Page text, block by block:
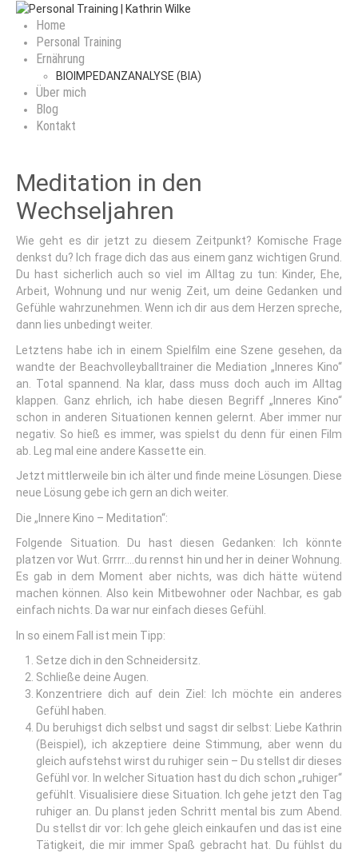
Home
Personal Training
Ernährung
BIOIMPEDANZANALYSE (BIA)
Über mich
Blog
Kontakt
Meditation in den
Wechseljahren
Wie geht es dir jetzt zu diesem Zeitpunkt? Komische Frage
denkst du? Ich frage dich das aus einem ganz wichtigen Grund.
Du hast sicherlich auch so viel im Alltag zu tun: Kinder, Ehe,
Arbeit, Wohnung und nur wenig Zeit, um deine Gedanken und
Gefühle wahrzunehmen. Wenn ich dir aus dem Herzen spreche,
dann lies unbedingt weiter.
Letztens habe ich in einem Spielfilm eine Szene gesehen, da
wandte der Beachvolleyballtrainer die Mediation „Inneres Kino“
an. Total spannend. Na klar, dass muss doch auch im Alltag
klappen. Ganz ehrlich, ich habe diesen Begriff „Inneres Kino“
schon in anderen Situationen kennen gelernt. Aber immer nur
negativ. So hieß es immer, was spielst du denn für einen Film
ab. Leg mal eine andere Kassette ein.
Jetzt mittlerweile bin ich älter und finde meine Lösungen. Diese
neue Lösung gebe ich gern an dich weiter.
Die „Innere Kino – Meditation“:
Folgende Situation. Du hast diesen Gedanken: Ich könnte
platzen vor Wut. Grrrr….du rennst hin und her in deiner Wohnung.
Es gab in dem Moment aber nichts, was dich hätte wütend
machen können. Also kein Mitbewohner oder Nachbar, es gab
einfach nichts. Da war nur einfach dieses Gefühl.
In so einem Fall ist mein Tipp:
Setze dich in den Schneidersitz.
Schließe deine Augen.
Konzentriere dich auf dein Ziel: Ich möchte ein anderes
Gefühl haben.
Du beruhigst dich selbst und sagst dir selbst: Liebe Kathrin
(Beispiel), ich akzeptiere deine Stimmung, aber wenn du
gleich aufstehst wirst du ruhiger sein – Du stellst dir dieses
Gefühl vor. In welcher Situation hast du dich schon „ruhiger“
gefühlt. Visualisiere diese Situation. Ich gehe jetzt den Tag
ruhiger an. Du planst jeden Schritt mental bis zum Abend.
Du stellst dir vor: Ich gehe gleich einkaufen und das ist eine
Tätigkeit, die mir immer Spaß gebracht hat. Du fühlst du